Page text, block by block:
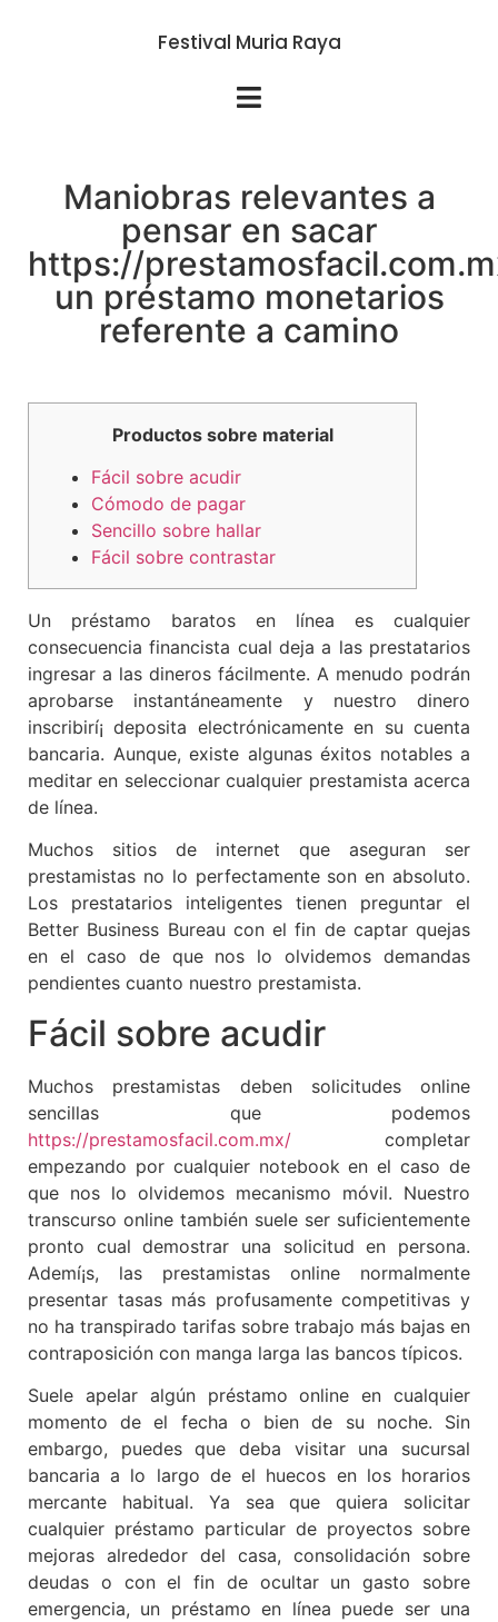
Festival Muria Raya
Maniobras relevantes a
pensar en sacar
https://
un préstamo monetarios
referente a camino
Productos sobre material
Fácil sobre acudir
Cómodo de pagar
Sencillo sobre hallar
Fácil sobre contrastar
Un préstamo baratos en línea es cualquier
consecuencia financista cual deja a las prestatarios
ingresar a las dineros fácilmente. A menudo podrán
aprobarse instantáneamente y nuestro dinero
inscribirí¡ deposita electrónicamente en su cuenta
bancaria. Aunque, existe algunas éxitos notables a
meditar en seleccionar cualquier prestamista acerca
de línea.
Muchos sitios de internet que aseguran ser
prestamistas no lo perfectamente son en absoluto.
Los prestatarios inteligentes tienen preguntar el
Better Business Bureau con el fin de captar quejas
en el caso de que nos lo olvidemos demandas
pendientes cuanto nuestro prestamista.
Fácil sobre acudir
Muchos prestamistas deben solicitudes online
sencillas que podemos
https://prestamosfacil.com.mx/ completar
empezando por cualquier notebook en el caso de
que nos lo olvidemos mecanismo móvil. Nuestro
transcurso online también suele ser suficientemente
pronto cual demostrar una solicitud en persona.
Ademí¡s, las prestamistas online normalmente
presentar tasas más profusamente competitivas y
no ha transpirado tarifas sobre trabajo más bajas en
contraposición con manga larga las bancos tí­picos.
Suele apelar algún préstamo online en cualquier
momento de el fecha o bien de su noche. Sin
embargo, puedes que deba visitar una sucursal
bancaria a lo largo de el huecos en los horarios
mercante habitual. Ya sea que quiera solicitar
cualquier préstamo particular de proyectos sobre
mejoras alrededor del casa, consolidación sobre
deudas o con el fin de ocultar un gasto sobre
emergencia, un préstamo en línea puede ser una